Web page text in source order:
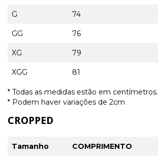
G 74
GG 76
XG 79
XGG 81
* Todas as medidas estão em centímetros.
* Podem haver variações de 2cm
CROPPED
Tamanho COMPRIMENTO